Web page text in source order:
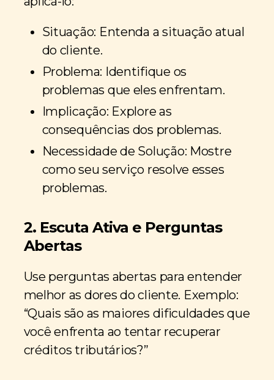
Situação: Entenda a situação atual
do cliente.
Problema: Identifique os
problemas que eles enfrentam.
Implicação: Explore as
consequências dos problemas.
Necessidade de Solução: Mostre
como seu serviço resolve esses
problemas.
2. Escuta Ativa e Perguntas
Abertas
Use perguntas abertas para entender
melhor as dores do cliente. Exemplo:
“Quais são as maiores dificuldades que
você enfrenta ao tentar recuperar
créditos tributários?”